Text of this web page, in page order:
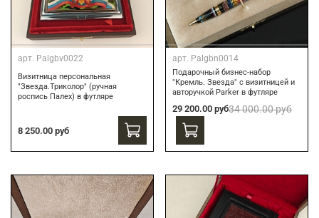
арт. Palgbv0022
Визитница персональная
"Звезда.Триколор" (ручная
роспись Палех) в футляре
8 250.00 руб
арт. Palgbn0014
Подарочный бизнес-набор
"Кремль. Звезда" с визитницей и
авторучкой Parker в футляре
29 200.00 руб34 000.00 руб